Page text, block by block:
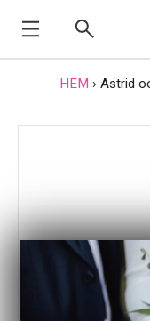
HEM
SMYCKEN
HEM › Astrid